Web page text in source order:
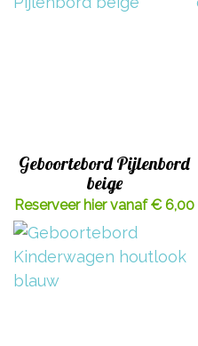
Geboortebord Pijlenbord
beige
Reserveer hier vanaf € 6,00